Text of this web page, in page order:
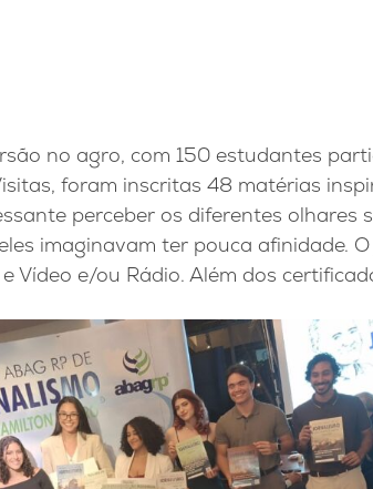
no agro, com 150 estudantes
foram inscritas 48 matérias
perceber os diferentes olhares
imaginavam ter pouca afinidade.
Vídeo e/ou Rádio. Além dos